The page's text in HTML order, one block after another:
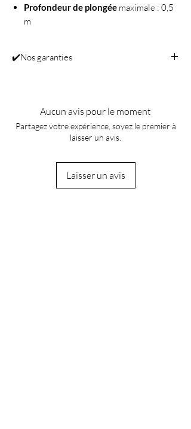
Profondeur de plongée maximale : 0,5
m
✔️Nos garanties
Disponibilité des pièces détachées pour une
longue période.
Conseils judicieux pour les réglages, le
Aucun avis pour le moment
Partagez votre expérience, soyez le premier à
laisser un avis.
Laisser un avis